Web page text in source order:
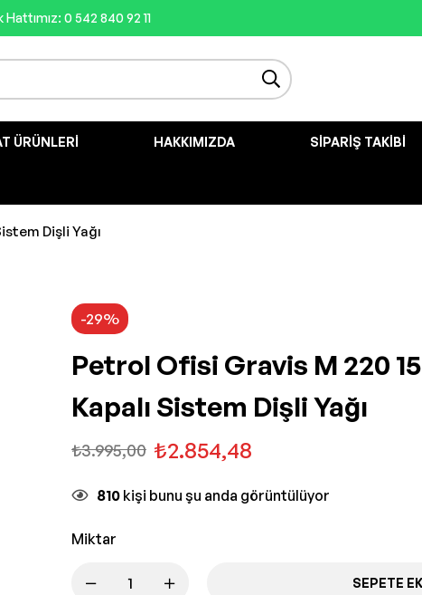
0 542 840 92 11
ÜRÜNLERI HAKKIMIZDA SIPARIŞ TAKIBI
Dişli Yağı
-29%
Petrol Ofisi Gravis M 220
Kapalı Sistem Dişli Yağı
₺3.995,00 ₺2.854,48
810 kişi bunu şu anda görüntülüyor
Miktar
SEPETE